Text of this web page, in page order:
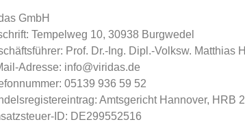
GmbH
Tempelweg 10, 30938 Burgwedel
Prof. Dr.-Ing. Dipl.-Volksw. Matthias
Adresse: info@viridas.de
05139 936 59 52
Amtsgericht Hannover, HRB
ID: DE299552516